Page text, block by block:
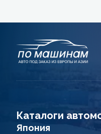
Каталоги
Япония